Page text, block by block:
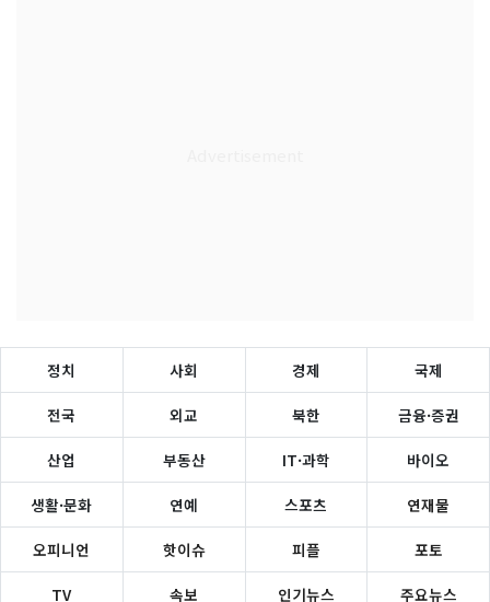
정치 사회 경제 국제
전국 외교 북한 금융·증권
산업 부동산 IT·과학 바이오
생활·문화 연예 스포츠 연재물
오피니언 핫이슈 피플 포토
TV 속보 인기뉴스 주요뉴스